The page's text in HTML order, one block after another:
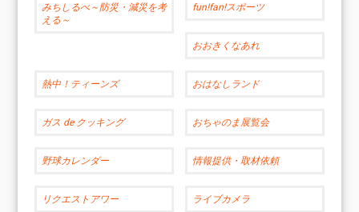
みちしるべ～防災・減災を考
える～
fun!fan!スポーツ
おおきくなあれ
熱中！ティーンズ おはなしランド
ガス de クッキング おちゃのま展覧会
野球カレンダー 情報提供・取材依頼
リクエストアワー ライブカメラ